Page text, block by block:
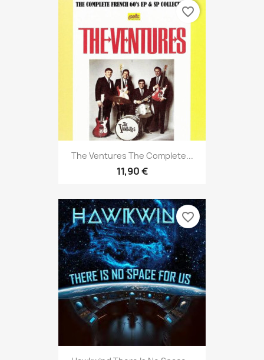
The Ventures The Complete...
11,90 €
favorite_border
favorite_border